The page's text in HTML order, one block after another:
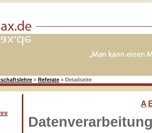
» Referate » Detailseite
A